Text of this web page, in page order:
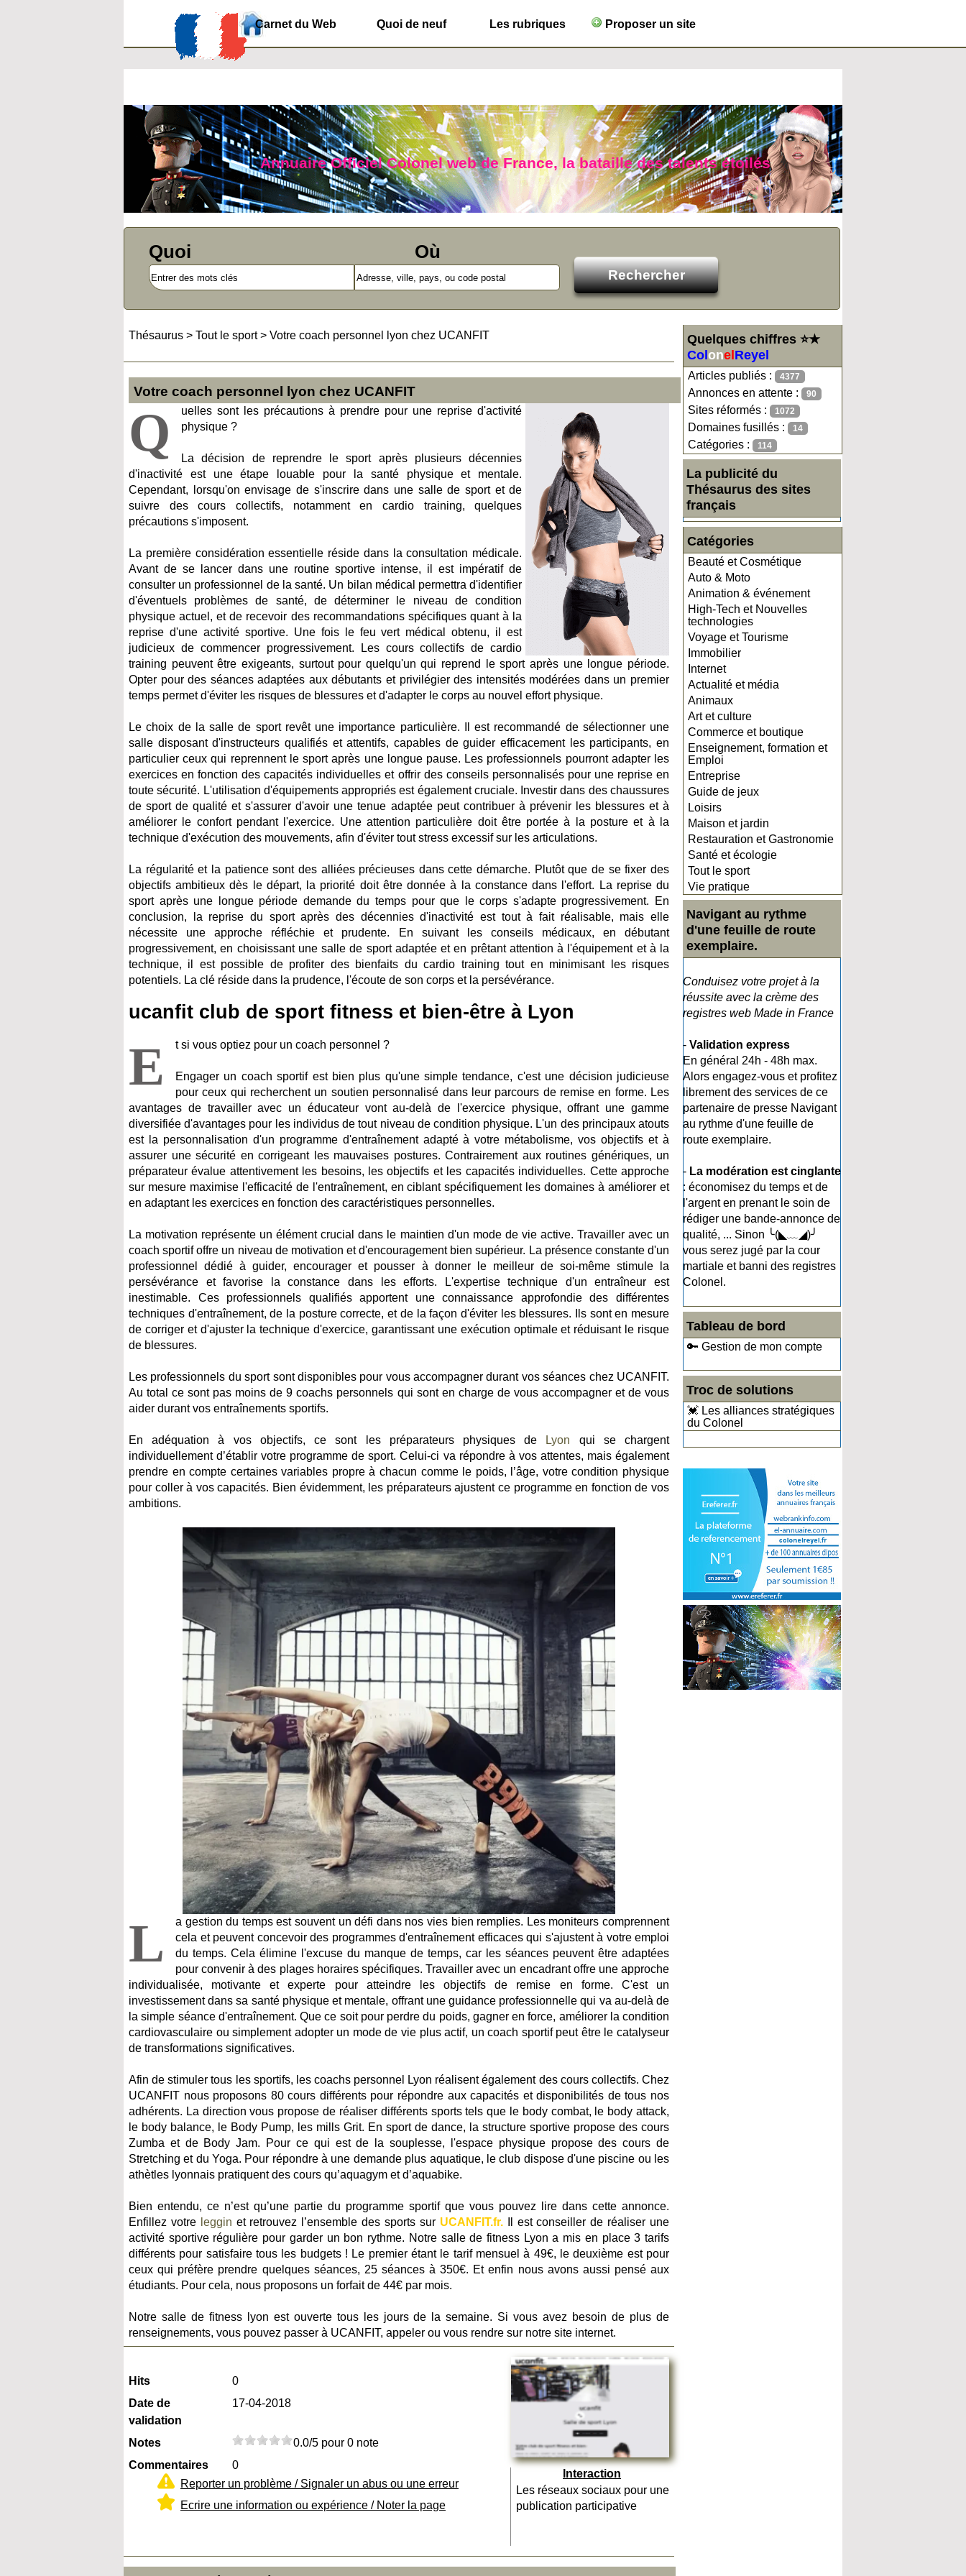
Carnet du Web Quoi de neuf Les rubriques Proposer un site
Annuaire Officiel Colonel web de France, la bataille des talents étoilés
Quoi Où
Quelques chiffres ⭐★
Col onel Reyel
Articles publiés : 4377
Annonces en attente : 90
Sites réformés : 1072
Domaines fusillés : 14
Catégories : 114
La publicité du
Thésaurus des sites
français
Catégories
Beauté et Cosmétique
Auto & Moto
Animation & événement
High-Tech et Nouvelles
technologies
Voyage et Tourisme
Immobilier
Internet
Actualité et média
Animaux
Art et culture
Commerce et boutique
Enseignement, formation et
Emploi
Entreprise
Guide de jeux
Loisirs
Maison et jardin
Restauration et Gastronomie
Santé et écologie
Tout le sport
Vie pratique
Navigant au rythme
d'une feuille de route
exemplaire.
Conduisez votre projet à la
réussite avec la crème des
registres web Made in France
- Validation express
En général 24h - 48h max.
Alors engagez-vous et profitez
librement des services de ce
partenaire de presse Navigant
au rythme d'une feuille de
route exemplaire.
- La modération est cinglante
: économisez du temps et de
l'argent en prenant le soin de
rédiger une bande-annonce de
qualité, ... Sinon ╰(◣﹏◢)╯
vous serez jugé par la cour
martiale et banni des registres
Colonel.
Tableau de bord
🔑 Gestion de mon compte
Troc de solutions
💓 Les alliances stratégiques
du Colonel
Thésaurus > Tout le sport> Votre coach personnel lyon chez UCANFIT
Votre coach personnel lyon chez UCANFIT
Q
uelles sont les précautions à prendre pour une reprise d'activité
physique ?
La décision de reprendre le sport après plusieurs décennies
d'inactivité est une étape louable pour la santé physique et mentale.
Cependant, lorsqu'on envisage de s'inscrire dans une salle de sport et de
suivre des cours collectifs, notamment en cardio training, quelques
précautions s'imposent.
La première considération essentielle réside dans la consultation médicale.
Avant de se lancer dans une routine sportive intense, il est impératif de
consulter un professionnel de la santé. Un bilan médical permettra d'identifier
d'éventuels problèmes de santé, de déterminer le niveau de condition
physique actuel, et de recevoir des recommandations spécifiques quant à la
reprise d'une activité sportive. Une fois le feu vert médical obtenu, il est
judicieux de commencer progressivement. Les cours collectifs de cardio
training peuvent être exigeants, surtout pour quelqu'un qui reprend le sport après une longue période.
Opter pour des séances adaptées aux débutants et privilégier des intensités modérées dans un premier
temps permet d'éviter les risques de blessures et d'adapter le corps au nouvel effort physique.
Le choix de la salle de sport revêt une importance particulière. Il est recommandé de sélectionner une
salle disposant d'instructeurs qualifiés et attentifs, capables de guider efficacement les participants, en
particulier ceux qui reprennent le sport après une longue pause. Les professionnels pourront adapter les
exercices en fonction des capacités individuelles et offrir des conseils personnalisés pour une reprise en
toute sécurité. L'utilisation d'équipements appropriés est également cruciale. Investir dans des chaussures
de sport de qualité et s'assurer d'avoir une tenue adaptée peut contribuer à prévenir les blessures et à
améliorer le confort pendant l'exercice. Une attention particulière doit être portée à la posture et à la
technique d'exécution des mouvements, afin d'éviter tout stress excessif sur les articulations.
La régularité et la patience sont des alliées précieuses dans cette démarche. Plutôt que de se fixer des
objectifs ambitieux dès le départ, la priorité doit être donnée à la constance dans l'effort. La reprise du
sport après une longue période demande du temps pour que le corps s'adapte progressivement. En
conclusion, la reprise du sport après des décennies d'inactivité est tout à fait réalisable, mais elle
nécessite une approche réfléchie et prudente. En suivant les conseils médicaux, en débutant
progressivement, en choisissant une salle de sport adaptée et en prêtant attention à l'équipement et à la
technique, il est possible de profiter des bienfaits du cardio training tout en minimisant les risques
potentiels. La clé réside dans la prudence, l'écoute de son corps et la persévérance.
ucanfit club de sport fitness et bien-être à Lyon
E t si vous optiez pour un coach personnel ?
Engager un coach sportif est bien plus qu'une simple tendance, c'est une décision judicieuse
pour ceux qui recherchent un soutien personnalisé dans leur parcours de remise en forme. Les
avantages de travailler avec un éducateur vont au-delà de l'exercice physique, offrant une gamme
diversifiée d'avantages pour les individus de tout niveau de condition physique. L'un des principaux atouts
est la personnalisation d'un programme d'entraînement adapté à votre métabolisme, vos objectifs et à
assurer une sécurité en corrigeant les mauvaises postures. Contrairement aux routines génériques, un
préparateur évalue attentivement les besoins, les objectifs et les capacités individuelles. Cette approche
sur mesure maximise l'efficacité de l'entraînement, en ciblant spécifiquement les domaines à améliorer et
en adaptant les exercices en fonction des caractéristiques personnelles.
La motivation représente un élément crucial dans le maintien d'un mode de vie active. Travailler avec un
coach sportif offre un niveau de motivation et d'encouragement bien supérieur. La présence constante d'un
professionnel dédié à guider, encourager et pousser à donner le meilleur de soi-même stimule la
persévérance et favorise la constance dans les efforts. L'expertise technique d'un entraîneur est
inestimable. Ces professionnels qualifiés apportent une connaissance approfondie des différentes
techniques d'entraînement, de la posture correcte, et de la façon d'éviter les blessures. Ils sont en mesure
de corriger et d'ajuster la technique d'exercice, garantissant une exécution optimale et réduisant le risque
de blessures.
Les professionnels du sport sont disponibles pour vous accompagner durant vos séances chez UCANFIT.
Au total ce sont pas moins de 9 coachs personnels qui sont en charge de vous accompagner et de vous
aider durant vos entraînements sportifs.
En adéquation à vos objectifs, ce sont les préparateurs physiques de Lyon qui se chargent
individuellement d’établir votre programme de sport. Celui-ci va répondre à vos attentes, mais également
prendre en compte certaines variables propre à chacun comme le poids, l’âge, votre condition physique
pour coller à vos capacités. Bien évidemment, les préparateurs ajustent ce programme en fonction de vos
ambitions.
L
a gestion du temps est souvent un défi dans nos vies bien remplies. Les moniteurs comprennent
cela et peuvent concevoir des programmes d'entraînement efficaces qui s'ajustent à votre emploi
du temps. Cela élimine l'excuse du manque de temps, car les séances peuvent être adaptées
pour convenir à des plages horaires spécifiques. Travailler avec un encadrant offre une approche
individualisée, motivante et experte pour atteindre les objectifs de remise en forme. C'est un
investissement dans sa santé physique et mentale, offrant une guidance professionnelle qui va au-delà de
la simple séance d'entraînement. Que ce soit pour perdre du poids, gagner en force, améliorer la condition
cardiovasculaire ou simplement adopter un mode de vie plus actif, un coach sportif peut être le catalyseur
de transformations significatives.
Afin de stimuler tous les sportifs, les coachs personnel Lyon réalisent également des cours collectifs. Chez
UCANFIT nous proposons 80 cours différents pour répondre aux capacités et disponibilités de tous nos
adhérents. La direction vous propose de réaliser différents sports tels que le body combat, le body attack,
le body balance, le Body Pump, les mills Grit. En sport de dance, la structure sportive propose des cours
Zumba et de Body Jam. Pour ce qui est de la souplesse, l'espace physique propose des cours de
Stretching et du Yoga. Pour répondre à une demande plus aquatique, le club dispose d'une piscine ou les
athètles lyonnais pratiquent des cours qu’aquagym et d’aquabike.
Bien entendu, ce n’est qu’une partie du programme sportif que vous pouvez lire dans cette annonce.
Enfillez votre leggin et retrouvez l’ensemble des sports sur UCANFIT.fr.Il est conseiller de réaliser une
activité sportive régulière pour garder un bon rythme. Notre salle de fitness Lyon a mis en place 3 tarifs
différents pour satisfaire tous les budgets ! Le premier étant le tarif mensuel à 49€, le deuxième est pour
ceux qui préfère prendre quelques séances, 25 séances à 350€. Et enfin nous avons aussi pensé aux
étudiants. Pour cela, nous proposons un forfait de 44€ par mois.
Notre salle de fitness lyon est ouverte tous les jours de la semaine. Si vous avez besoin de plus de
renseignements, vous pouvez passer à UCANFIT, appeler ou vous rendre sur notre site internet.
Hits
0
Date de
validation
17-04-2018
Notes
0.0/5 pour 0 note
Commentaires
0
Reporter un problème / Signaler un abus ou une erreur
Ecrire une information ou expérience / Noter la page
Interaction
Les réseaux sociaux pour une
publication participative